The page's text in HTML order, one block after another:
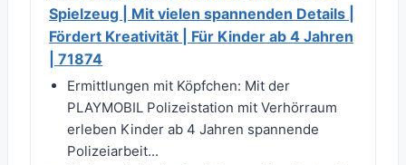
Spielzeug | Mit vielen spannenden Details |
Fördert Kreativität | Für Kinder ab 4 Jahren
| 71874
Ermittlungen mit Köpfchen: Mit der
PLAYMOBIL Polizeistation mit Verhörraum
erleben Kinder ab 4 Jahren spannende
Polizeiarbeit...